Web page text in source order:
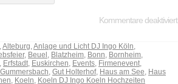
Kommentare deaktiviert
,Alteburg,Anlage und Licht DJ Ingo Köln,
, Beuel , Blatzheim, Bonn, Bornheim,
, Erfstadt, Euskirchen, Events, Firmenevent,
Gummersbach, Gut Holterhof, Haus am See, Haus
, Koeln, Koeln DJ Ingo Koeln Hochzeiten